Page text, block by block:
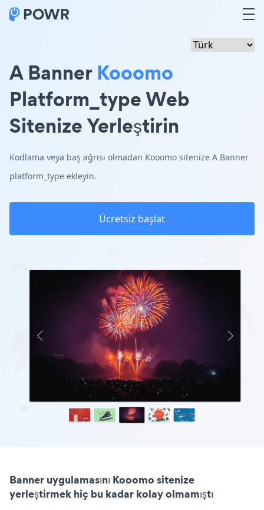
A BannerKooomo
Platform_type Web
Sitenize Yerleştirin
Kodlama veya baş ağrısı olmadan Kooomo sitenize A Banner
platform_type ekleyin.
Ücretsiz başlat
Banner uygulamasını Kooomo sitenize
yerleştirmek hiç bu kadar kolay olmamıştı